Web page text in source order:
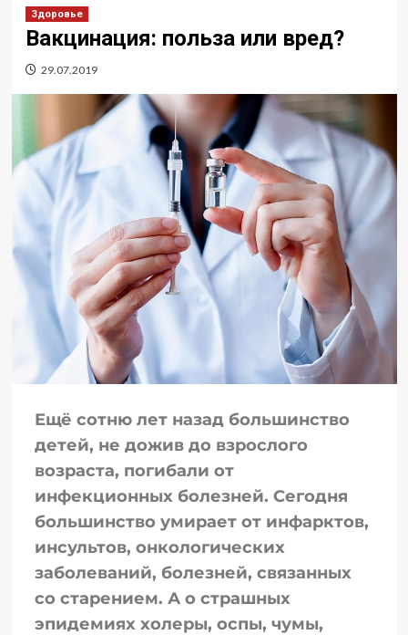
Здоровье
Вакцинация: польза или вред?
29.07.2019
Ещё сотню лет назад большинство
детей, не дожив до взрослого
возраста, погибали от
инфекционных болезней. Сегодня
большинство умирает от инфарктов,
инсультов, онкологических
заболеваний, болезней, связанных
со старением. А о страшных
эпидемиях холеры, оспы, чумы,